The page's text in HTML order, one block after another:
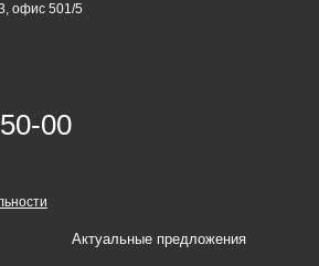
офис 501/5
00
Актуальные предложения